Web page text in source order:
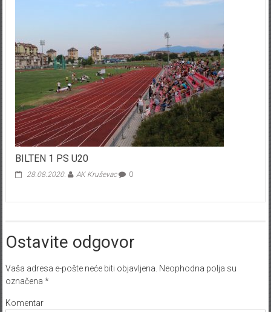
BILTEN 1 PS U20
28.08.2020. AK Kruševac 0
Ostavite odgovor
Vaša adresa e-pošte neće biti objavljena. Neophodna polja su
označena *
Komentar